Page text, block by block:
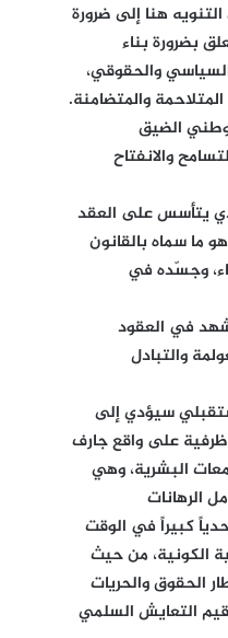
هنا إلى ضرورة
بضرورة بناء
السياسي والحقوقي،
والمتضامنة.
الضيق
والانفتاح
يتأسس على العقد
ما سماه بالقانون
وجسّده في
شهد في العقود
والتبادل
سيؤدي إلى
ظرفية على واقع جارف
البشرية، وهي
الرهانات
كبيراً في الوقت
الكونية، من حيث
الحقوق والحريات
التعايش السلمي